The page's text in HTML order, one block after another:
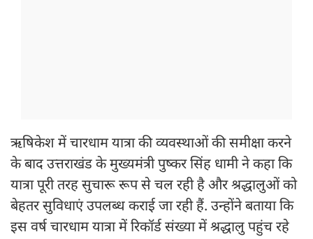
ऋषिकेश में चारधाम यात्रा की व्यवस्थाओं की समीक्षा करने
के बाद उत्तराखंड के मुख्यमंत्री पुष्कर सिंह धामी ने कहा कि
यात्रा पूरी तरह सुचारू रूप से चल रही है और श्रद्धालुओं को
बेहतर सुविधाएं उपलब्ध कराई जा रही हैं. उन्होंने बताया कि
इस वर्ष चारधाम यात्रा में रिकॉर्ड संख्या में श्रद्धालु पहुंच रहे